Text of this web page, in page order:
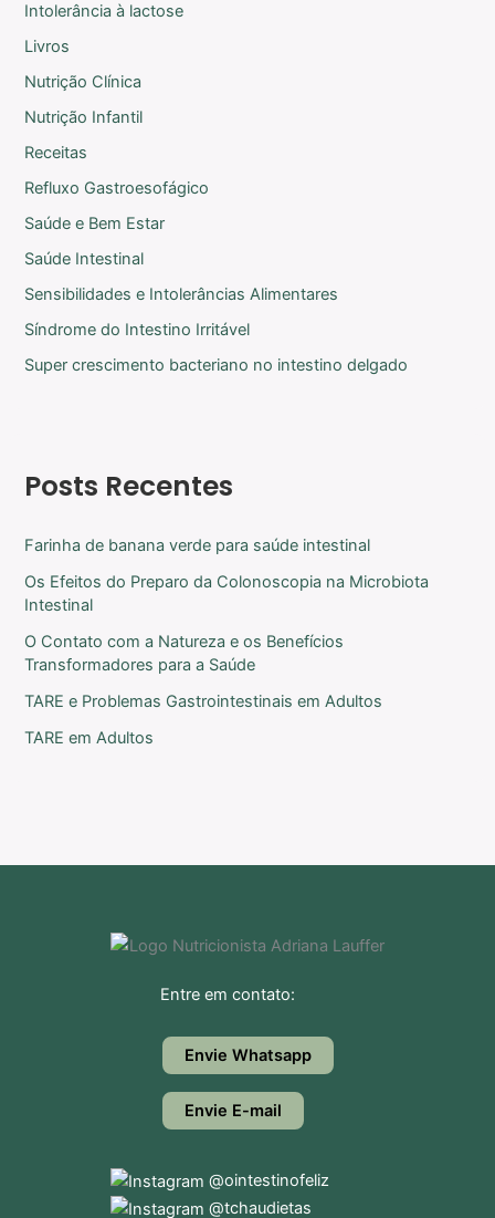
Intolerância à lactose
Livros
Nutrição Clínica
Nutrição Infantil
Receitas
Refluxo Gastroesofágico
Saúde e Bem Estar
Saúde Intestinal
Sensibilidades e Intolerâncias Alimentares
Síndrome do Intestino Irritável
Super crescimento bacteriano no intestino delgado
Posts Recentes
Farinha de banana verde para saúde intestinal
Os Efeitos do Preparo da Colonoscopia na Microbiota
Intestinal
O Contato com a Natureza e os Benefícios
Transformadores para a Saúde
TARE e Problemas Gastrointestinais em Adultos
TARE em Adultos
Entre em contato:
Envie Whatsapp
Envie E-mail
@ointestinofeliz
@tchaudietas